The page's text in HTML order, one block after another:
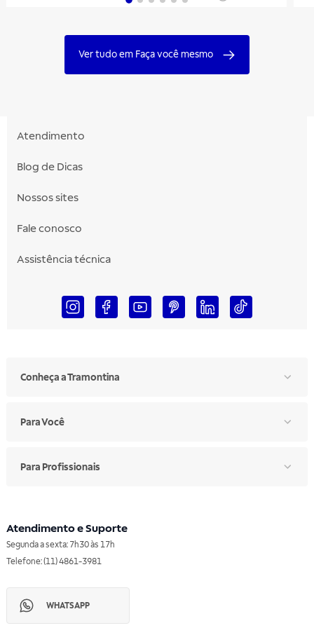
Ver tudo em Faça você mesmo
Atendimento
Blog de Dicas
Nossos sites
Fale conosco
Assistência técnica
Conheça a Tramontina
Para Você
Para Profissionais
Atendimento e Suporte
Segunda a sexta: 7h30 às 17h
Telefone: (11) 4861-3981
WHATSAPP